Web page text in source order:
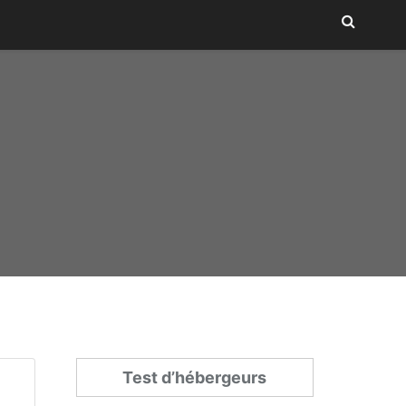
Test d’hébergeurs